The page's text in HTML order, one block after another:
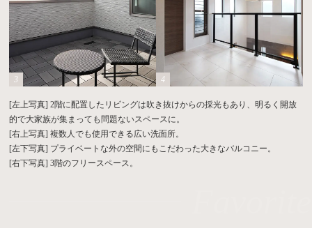
[左上写真] 2階に配置したリビングは吹き抜けからの採光もあり、明るく開放
的で大家族が集まっても問題ないスペースに。
[右上写真] 複数人でも使用できる広い洗面所。
[左下写真] プライベートな外の空間にもこだわった大きなバルコニー。
[右下写真] 3階のフリースペース。